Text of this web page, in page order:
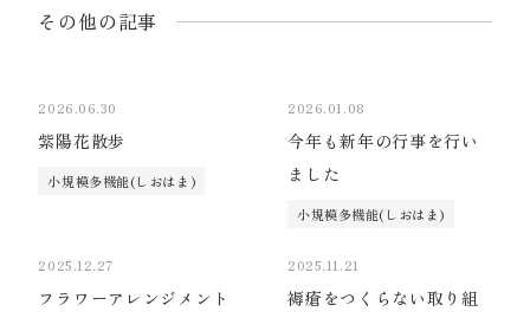
その他の記事
2026.06.30
紫陽花散歩
小規模多機能(しおはま)
2026.01.08
今年も新年の行事を行い
ました
小規模多機能(しおはま)
2025.12.27
フラワーアレンジメント
2025.11.21
褥瘡をつくらない取り組